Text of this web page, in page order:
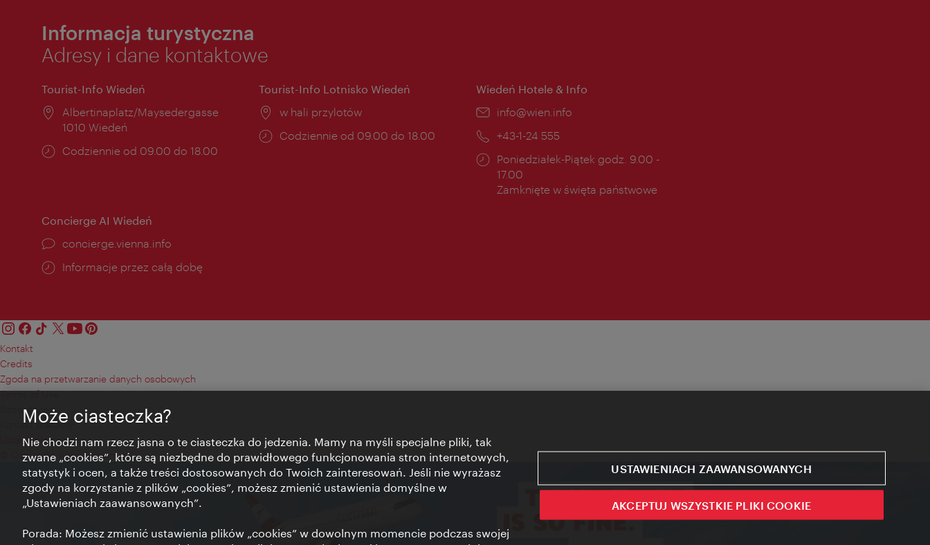
Informacja turystyczna
Adresy i dane kontaktowe
Tourist-Info Wiedeń
Miejsce:
Albertinaplatz/Maysedergasse
1010 Wiedeń
Godziny
Codziennie od 09.00 do 18.00
Tourist-Info Lotnisko Wiedeń
Miejsce:
w hali przylotów
Godziny
Codziennie od 09.00 do 18.00
Wiedeń Hotele & Info
E-
info@wien.info
Telefon:
+43-1-24 555
Godziny
otwarcia:
Poniedziałek-Piątek godz. 9.00 -
17.00
Zamknięte w święta państwowe
Concierge AI Wiedeń
concierge.vienna.info
Informacje przez całą dobę
Kontakt
Credits
Zgoda na przetwarzanie danych osobowych
Terms of Use
Dostępność
Kontakt prasowy
Ustawienia cookies
© Copyright Wien Tourismus
Może ciasteczka?
Nie chodzi nam rzecz jasna o te ciasteczka do jedzenia. Mamy na myśli specjalne pliki, tak
zwane „cookies”, które są niezbędne do prawidłowego funkcjonowania stron internetowych,
statystyk i ocen, a także treści dostosowanych do Twoich zainteresowań. Jeśli nie wyrażasz
zgody na korzystanie z plików „cookies”, możesz zmienić ustawienia domyślne w
„Ustawieniach zaawansowanych”.
Porada: Możesz zmienić ustawienia plików „cookies” w dowolnym momencie podczas swojej
USTAWIENIACH ZAAWANSOWANYCH
AKCEPTUJ WSZYSTKIE PLIKI COOKIE